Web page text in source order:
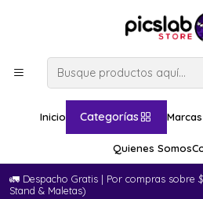
Inicio Categorías Marcas
Quienes Somos
🚛​ Despacho Gratis | Por compras sobre
Stand & Maletas)